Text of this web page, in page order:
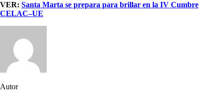
VER: Santa Marta se prepara para brillar en la IV Cumbre
CELAC–UE
Autor